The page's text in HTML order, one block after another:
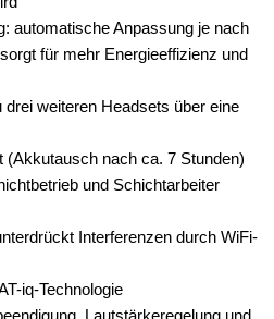
automatische Anpassung je nach
für mehr Energieeffizienz und
drei weiteren Headsets über eine
(Akkutausch nach ca. 7 Stunden)
und Schichtarbeiter
Interferenzen durch WiFi-
iq-Technologie